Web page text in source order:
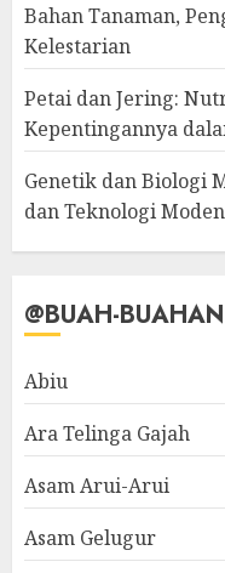
Bahan Tanaman,
Kelestarian
Petai dan Jering:
Kepentingannya
Genetik dan Biologi
dan Teknologi
@BUAH-
Abiu
Ara Telinga Gajah
Asam Arui-Arui
Asam Gelugur